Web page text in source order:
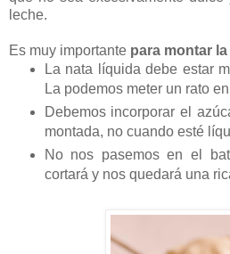
leche.
Es muy importante para montar
La nata líquida debe estar
La podemos meter un rato
Debemos incorporar el
montada, no cuando esté
No nos pasemos en el
cortará y nos quedará una